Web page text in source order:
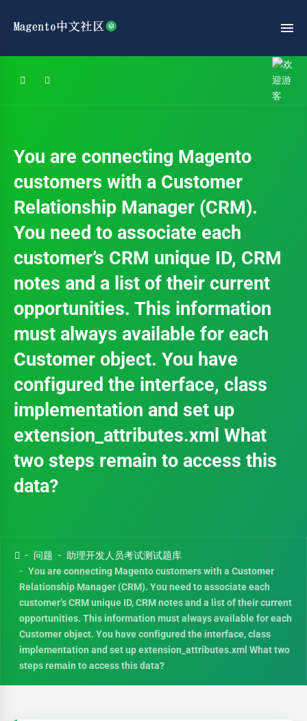
You are connecting Magento
customers with a Customer
Relationship Manager (CRM).
You need to associate each
customer’s CRM unique ID, CRM
notes and a list of their current
opportunities. This information
must always available for each
Customer object. You have
configured the interface, class
implementation and set up
extension_attributes.xml What
two steps remain to access this
data?
问题
助理开发人员考试测试题库
You are connecting Magento customers with a Customer
Relationship Manager (CRM). You need to associate each
customer’s CRM unique ID, CRM notes and a list of their current
opportunities. This information must always available for each
Customer object. You have configured the interface, class
implementation and set up extension_attributes.xml What two
steps remain to access this data?